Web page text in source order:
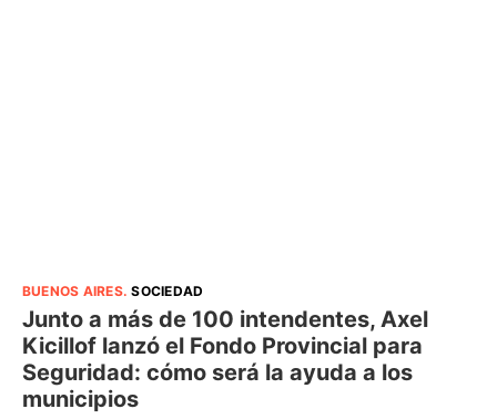
BUENOS AIRES.SOCIEDAD
Junto a más de 100 intendentes, Axel
Kicillof lanzó el Fondo Provincial para
Seguridad: cómo será la ayuda a los
municipios